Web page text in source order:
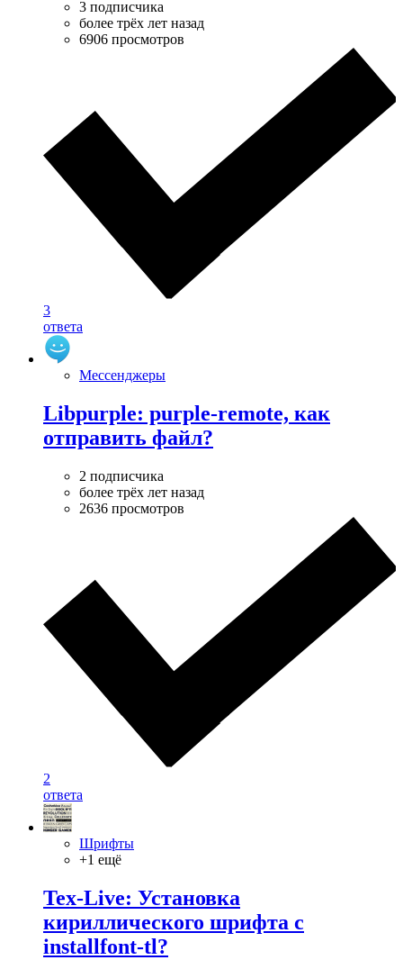
3 подписчика
более трёх лет назад
6906 просмотров
3
ответа
Мессенджеры
Libpurple: purple-remote, как
отправить файл?
2 подписчика
более трёх лет назад
2636 просмотров
2
ответа
Шрифты
+1 ещё
Tex-Live: Установка
кириллического шрифта с
installfont-tl?